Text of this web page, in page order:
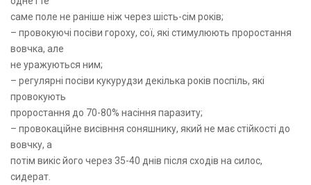
саме поле не раніше ніж через шість-сім років;
– провокуючі посіви гороху, сої, які стимулюють проростання
вовчка, але
не уражуються ним;
– регулярні посіви кукурудзи декілька років поспіль, які
провокують
проростання до 70-80% насіння паразиту;
– провокаційне висівння соняшнику, який не має стійкості до
вовчку, а
потім викіс його через 35-40 днів після сходів на силос,
сидерат.